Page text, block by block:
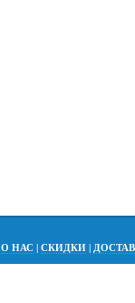
О НАС | СКИДКИ |